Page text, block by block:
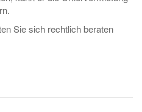
Sie sich rechtlich beraten